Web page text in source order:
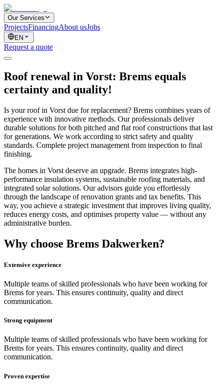
Our Services
ProjectsFinancingAbout usJobs
EN
Request a quote
Roof renewal in Vorst: Brems equals
certainty and quality!
Is your roof in Vorst due for replacement? Brems combines years of
experience with innovative methods. Our professionals deliver
durable solutions for both pitched and flat roof constructions that last
for generations. We work according to strict safety and quality
standards. Complete project management from inspection to final
finishing.
The homes in Vorst deserve an upgrade. Brems integrates high-
performance insulation systems, sustainable roofing materials, and
integrated solar solutions. Our advisors guide you effortlessly
through the landscape of renovation grants and tax benefits. This
way, you achieve a strategic investment that improves living quality,
reduces energy costs, and optimises property value — without any
administrative burden.
Why choose Brems Dakwerken?
Extensive experience
Multiple teams of skilled professionals who have been working for
Brems for years. This ensures continuity, quality and direct
communication.
Strong equipment
Multiple teams of skilled professionals who have been working for
Brems for years. This ensures continuity, quality and direct
communication.
Proven expertise